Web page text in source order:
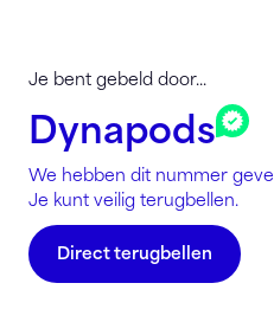
Je bent gebeld door...
Dynapods
We hebben dit nummer
Je kunt veilig terugbellen.
Direct terugbellen
Lined-Up
Stel je vragen
Registreren